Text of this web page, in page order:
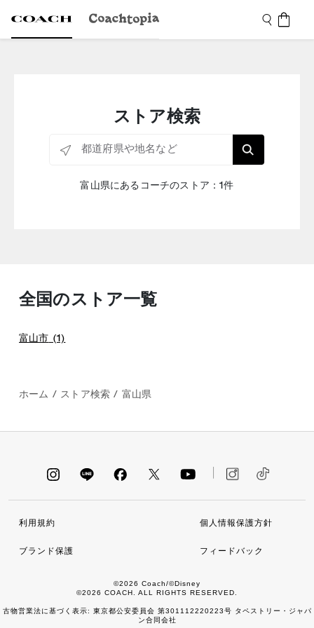
ストア検索
都道府県や地名など
富山県にあるコーチのストア：1件
全国のストア一覧
富山市 (1)
ホーム / ストア検索 / 富山県
利用規約 個人情報保護方針
ブランド保護 フィードバック
©2026 Coach/©Disney
©2026 COACH. ALL RIGHTS RESERVED.
古物営業法に基づく表示: 東京都公安委員会 第301112220223号 タペストリー・ジャパ
ン合同会社